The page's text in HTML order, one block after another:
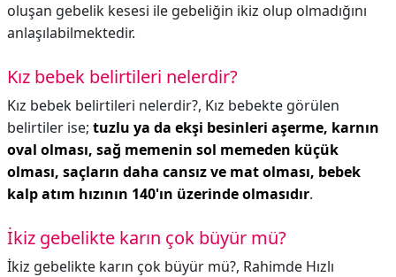
oluşan gebelik kesesi ile gebeliğin ikiz olup olmadığını
anlaşılabilmektedir.
Kız bebek belirtileri nelerdir?
Kız bebek belirtileri nelerdir?, Kız bebekte görülen
belirtiler ise; tuzlu ya da ekşi besinleri aşerme, karnın
oval olması, sağ memenin sol memeden küçük
olması, saçların daha cansız ve mat olması, bebek
kalp atım hızının 140'ın üzerinde olmasıdır.
İkiz gebelikte karın çok büyür mü?
İkiz gebelikte karın çok büyür mü?, Rahimde Hızlı